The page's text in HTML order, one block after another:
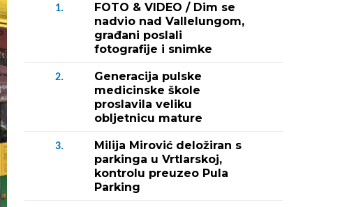
1.
FOTO & VIDEO / Dim se
nadvio nad Vallelungom,
građani poslali
fotografije i snimke
2.
Generacija pulske
medicinske škole
proslavila veliku
obljetnicu mature
3.
Milija Mirović deložiran s
parkinga u Vrtlarskoj,
kontrolu preuzeo Pula
Parking